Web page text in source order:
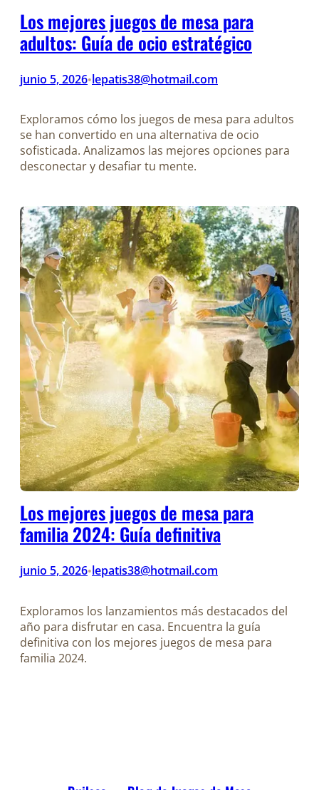
Los mejores juegos de mesa para
adultos: Guía de ocio estratégico
junio 5, 2026•lepatis38@hotmail.com
Exploramos cómo los juegos de mesa para adultos
se han convertido en una alternativa de ocio
sofisticada. Analizamos las mejores opciones para
desconectar y desafiar tu mente.
Los mejores juegos de mesa para
familia 2024: Guía definitiva
junio 5, 2026•lepatis38@hotmail.com
Exploramos los lanzamientos más destacados del
año para disfrutar en casa. Encuentra la guía
definitiva con los mejores juegos de mesa para
familia 2024.